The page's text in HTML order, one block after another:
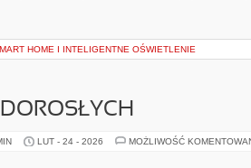
HOME I INTELIGENTNE OŚWIETLENIE
DOROSŁYCH
LUT - 24 - 2026 MOŻLIWOŚĆ